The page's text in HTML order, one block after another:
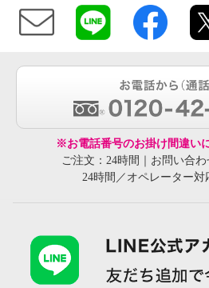
※お電話番号のお掛け間違い
ご注文：24時間｜お問い合
24時間／オペレーター対